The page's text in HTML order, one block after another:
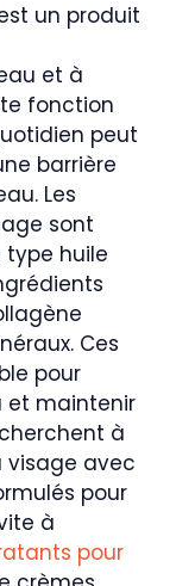
un produit
et à
fonction
peut
barrière
Les
sont
huile
Ces
pour
et maintenir
à
visage avec
pour
à
pour